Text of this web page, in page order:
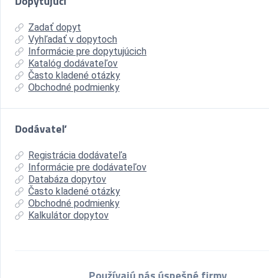
Zadať dopyt
Vyhľadať v dopytoch
Informácie pre dopytujúcich
Katalóg dodávateľov
Často kladené otázky
Obchodné podmienky
Dodávateľ
Registrácia dodávateľa
Informácie pre dodávateľov
Databáza dopytov
Často kladené otázky
Obchodné podmienky
Kalkulátor dopytov